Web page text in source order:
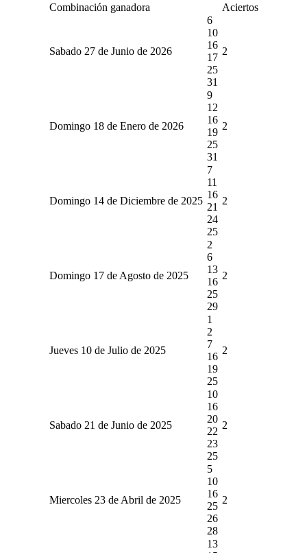
Combinación ganadora Aciertos
Sabado 27 de Junio de 2026
6
10
16
17
25
31
2
Domingo 18 de Enero de 2026
9
12
16
19
25
31
2
Domingo 14 de Diciembre de 2025
7
11
16
21
24
25
2
Domingo 17 de Agosto de 2025
2
6
13
16
25
29
2
Jueves 10 de Julio de 2025
1
2
7
16
19
25
2
Sabado 21 de Junio de 2025
10
16
20
22
23
25
2
Miercoles 23 de Abril de 2025
5
10
16
25
26
28
2
13